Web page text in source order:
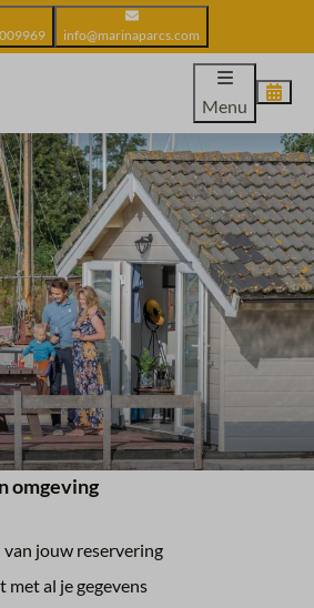
info@marinaparcs.com
Menu
omgeving
van jouw reservering
met al je gegevens